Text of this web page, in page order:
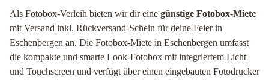
Als Fotobox-Verleih bieten wir dir eine günstige Fotobox-Miete
mit Versand inkl. Rückversand-Schein für deine Feier in
Eschenbergen an. Die Fotobox-Miete in Eschenbergen umfasst
die kompakte und smarte Look-Fotobox mit integriertem Licht
und Touchscreen und verfügt über einen eingebauten Fotodrucker